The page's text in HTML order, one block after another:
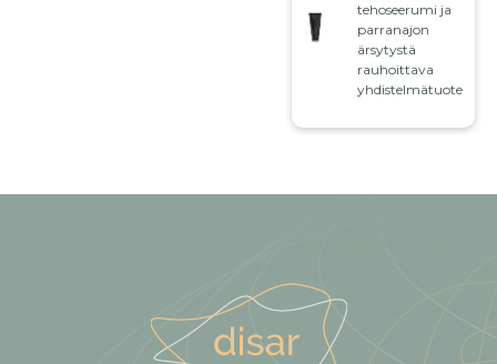
tehoseerumi ja
parranajon
ärsytystä
rauhoittava
yhdistelmätuote